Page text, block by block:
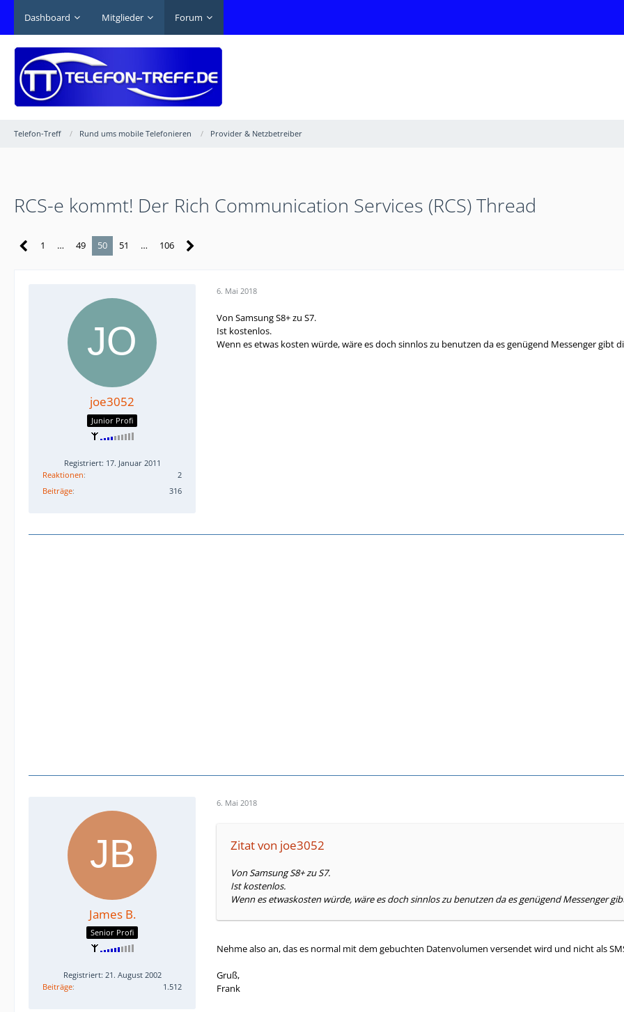
Dashboard Mitglieder Forum
Telefon-Treff Rund ums mobile Telefonieren Provider & Netzbetreiber
RCS-e kommt! Der Rich Communication Services (RCS) Thread
1 … 49 50 51 … 106
joe3052
Junior Profi
Registriert: 17. Januar 2011
Reaktionen
2
Beiträge
316
6. Mai 2018
Von Samsung S8+ zu S7.
Ist kostenlos.
Wenn es etwas kosten würde, wäre es doch sinnlos zu benutzen da es genügend Messenger gibt
James B.
Senior Profi
Registriert: 21. August 2002
Beiträge
1.512
6. Mai 2018
Zitat von joe3052
Von Samsung S8+ zu S7.
Ist kostenlos.
Wenn es etwaskosten würde, wäre es doch sinnlos zu benutzen da es genügend Messenger
Nehme also an, das es normal mit dem gebuchten Datenvolumen versendet wird und nicht als
Gruß,
Frank